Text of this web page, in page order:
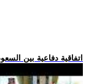
.. اتفاقية دفاعية بين